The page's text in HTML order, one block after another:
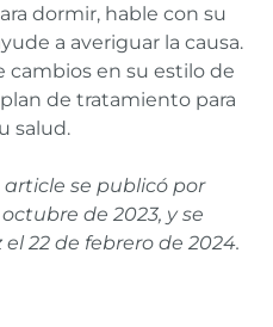
dormir, hable con su
a averiguar la causa.
cambios en su estilo de
de tratamiento para
salud.
se publicó por
de 2023, y se
el22 de febrero de 2024.